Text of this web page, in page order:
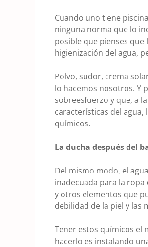
Cuando uno tiene
ninguna norma que lo
posible que pienses
higienización del agua,
Polvo, sudor, crema
lo hacemos nosotros. Y
sobreesfuerzo y que, a
características del
químicos.
La ducha después del
Del mismo modo, el
inadecuada para la
y otros elementos que
debilidad de la piel y las
Tener estos químicos el
hacerlo es instalando